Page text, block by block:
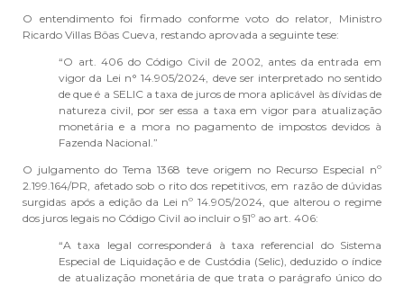
O entendimento foi firmado conforme voto do relator, Ministro
Ricardo Villas Bôas Cueva, restando aprovada a seguinte tese:
“O art. 406 do Código Civil de 2002, antes da entrada em
vigor da Lei n° 14.905/2024, deve ser interpretado no sentido
de que é a SELIC a taxa de juros de mora aplicável às dívidas de
natureza civil, por ser essa a taxa em vigor para atualização
monetária e a mora no pagamento de impostos devidos à
Fazenda Nacional.”
O julgamento do Tema 1368 teve origem no Recurso Especial nº
2.199.164/PR, afetado sob o rito dos repetitivos, em razão de dúvidas
surgidas após a edição da Lei nº 14.905/2024, que alterou o regime
dos juros legais no Código Civil ao incluir o §1º ao art. 406:
“A taxa legal corresponderá à taxa referencial do Sistema
Especial de Liquidação e de Custódia (Selic), deduzido o índice
de atualização monetária de que trata o parágrafo único do